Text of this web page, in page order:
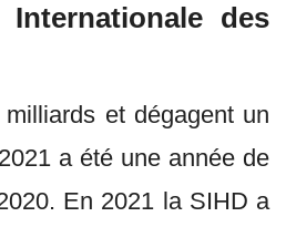
des
et dégagent un
a été une année de
En 2021 la SIHD a